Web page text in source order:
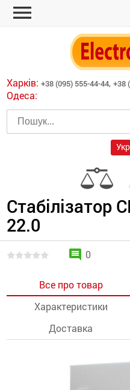
menu
Харків: +38 (095) 555-44-44, +38
Одеса:
Укр
обігрівачі
машини
для
Стабілізатор
22.0
comment 0
Все про товар
Характеристики
Доставка